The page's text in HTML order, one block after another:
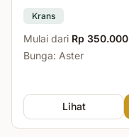
Krans
Mulai dari Rp 350.000
Bunga: Aster
Lihat